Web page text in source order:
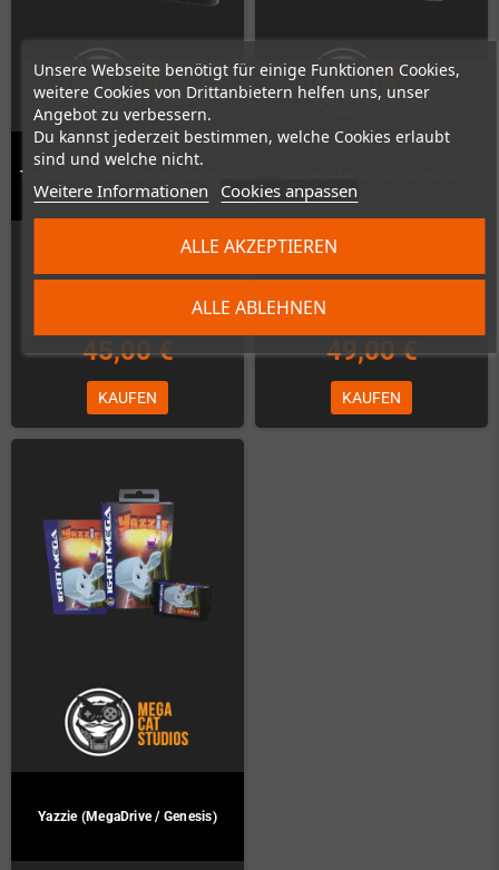
Unsere Webseite benötigt für einige Funktionen Cookies,
weitere Cookies von Drittanbietern helfen uns, unser
Angebot zu verbessern.
Du kannst jederzeit bestimmen, welche Cookies erlaubt
sind und welche nicht.
Weitere Informationen Cookies anpassen
ALLE ABLEHNEN
ALLE AKZEPTIEREN
Tanglewood (MegaDrive / Genesis)
45,00 €
KAUFEN
49,00 €
KAUFEN
Yazzie (MegaDrive / Genesis)